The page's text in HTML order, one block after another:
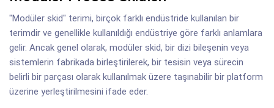
"Modüler skid" terimi, birçok farklı endüstride kullanılan bir
terimdir ve genellikle kullanıldığı endüstriye göre farklı anlamlara
gelir. Ancak genel olarak, modüler skid, bir dizi bileşenin veya
sistemlerin fabrikada birleştirilerek, bir tesisin veya sürecin
belirli bir parçası olarak kullanılmak üzere taşınabilir bir platform
üzerine yerleştirilmesini ifade eder.